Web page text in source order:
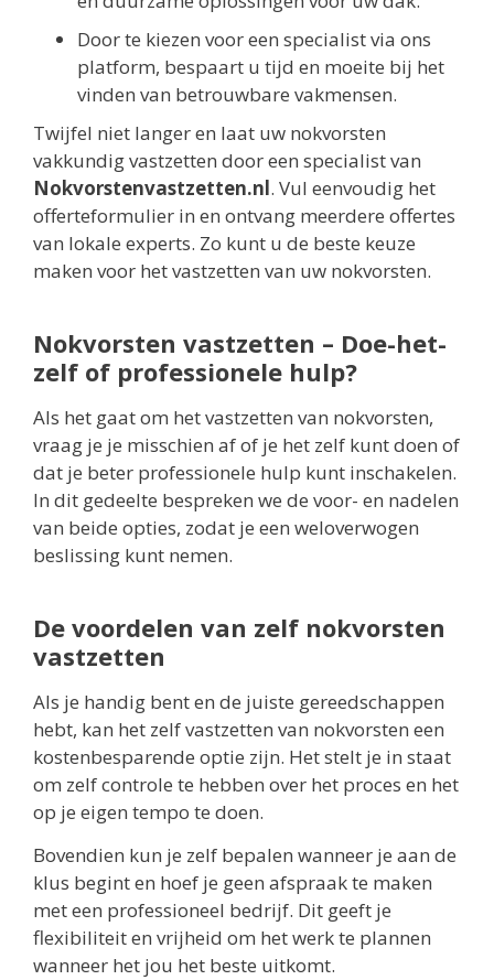
Door te kiezen voor een specialist via ons
platform, bespaart u tijd en moeite bij het
vinden van betrouwbare vakmensen.
Twijfel niet langer en laat uw nokvorsten
vakkundig vastzetten door een specialist van
Nokvorstenvastzetten.nl. Vul eenvoudig het
offerteformulier in en ontvang meerdere offertes
van lokale experts. Zo kunt u de beste keuze
maken voor het vastzetten van uw nokvorsten.
Nokvorsten vastzetten – Doe-het-
zelf of professionele hulp?
Als het gaat om het vastzetten van nokvorsten,
vraag je je misschien af of je het zelf kunt doen of
dat je beter professionele hulp kunt inschakelen.
In dit gedeelte bespreken we de voor- en nadelen
van beide opties, zodat je een weloverwogen
beslissing kunt nemen.
De voordelen van zelf nokvorsten
vastzetten
Als je handig bent en de juiste gereedschappen
hebt, kan het zelf vastzetten van nokvorsten een
kostenbesparende optie zijn. Het stelt je in staat
om zelf controle te hebben over het proces en het
op je eigen tempo te doen.
Bovendien kun je zelf bepalen wanneer je aan de
klus begint en hoef je geen afspraak te maken
met een professioneel bedrijf. Dit geeft je
flexibiliteit en vrijheid om het werk te plannen
wanneer het jou het beste uitkomt.